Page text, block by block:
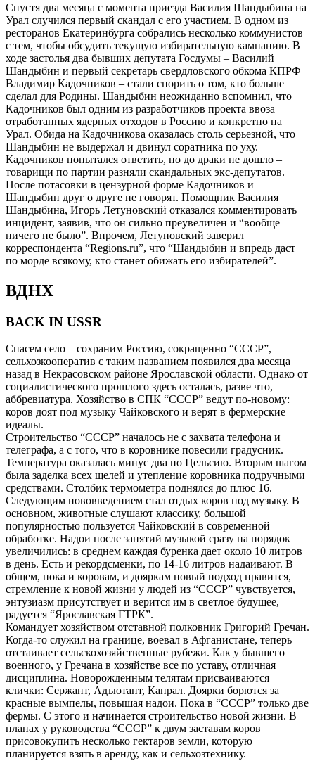
Спустя два месяца с момента приезда Василия Шандыбина на
Урал случился первый скандал с его участием. В одном из
ресторанов Екатеринбурга собрались несколько коммунистов
с тем, чтобы обсудить текущую избирательную кампанию. В
ходе застолья два бывших депутата Госдумы – Василий
Шандыбин и первый секретарь свердловского обкома КПРФ
Владимир Кадочников – стали спорить о том, кто больше
сделал для Родины. Шандыбин неожиданно вспомнил, что
Кадочников был одним из разработчиков проекта ввоза
отработанных ядерных отходов в Россию и конкретно на
Урал. Обида на Кадочникова оказалась столь серьезной, что
Шандыбин не выдержал и двинул соратника по уху.
Кадочников попытался ответить, но до драки не дошло –
товарищи по партии разняли скандальных экс-депутатов.
После потасовки в цензурной форме Кадочников и
Шандыбин друг о друге не говорят. Помощник Василия
Шандыбина, Игорь Летуновский отказался комментировать
инцидент, заявив, что он сильно преувеличен и “вообще
ничего не было”. Впрочем, Летуновский заверил
корреспондента “Regions.ru”, что “Шандыбин и впредь даст
по морде всякому, кто станет обижать его избирателей”.
ВДНХ
BACK IN USSR
Спасем село – сохраним Россию, сокращенно “СССР”, –
сельхозкооператив с таким названием появился два месяца
назад в Некрасовском районе Ярославской области. Однако от
социалистического прошлого здесь осталась, разве что,
аббревиатура. Хозяйство в СПК “СССР” ведут по-новому:
коров доят под музыку Чайковского и верят в фермерские
идеалы.
Строительство “СССР” началось не с захвата телефона и
телеграфа, а с того, что в коровнике повесили градусник.
Температура оказалась минус два по Цельсию. Вторым шагом
была заделка всех щелей и утепление коровника подручными
средствами. Столбик термометра поднялся до плюс 16.
Следующим нововведением стал отдых коров под музыку. В
основном, животные слушают классику, большой
популярностью пользуется Чайковский в современной
обработке. Надои после занятий музыкой сразу на порядок
увеличились: в среднем каждая буренка дает около 10 литров
в день. Есть и рекордсменки, по 14-16 литров надаивают. В
общем, пока и коровам, и дояркам новый подход нравится,
стремление к новой жизни у людей из “СССР” чувствуется,
энтузиазм присутствует и верится им в светлое будущее,
радуется “Ярославская ГТРК”.
Командует хозяйством отставной полковник Григорий Гречан.
Когда-то служил на границе, воевал в Афганистане, теперь
отстаивает сельскохозяйственные рубежи. Как у бывшего
военного, у Гречана в хозяйстве все по уставу, отличная
дисциплина. Новорожденным телятам присваиваются
клички: Сержант, Адъютант, Капрал. Доярки борются за
красные вымпелы, повышая надои. Пока в “СССР” только две
фермы. С этого и начинается строительство новой жизни. В
планах у руководства “СССР” к двум заставам коров
присовокупить несколько гектаров земли, которую
планируется взять в аренду, как и сельхозтехнику.